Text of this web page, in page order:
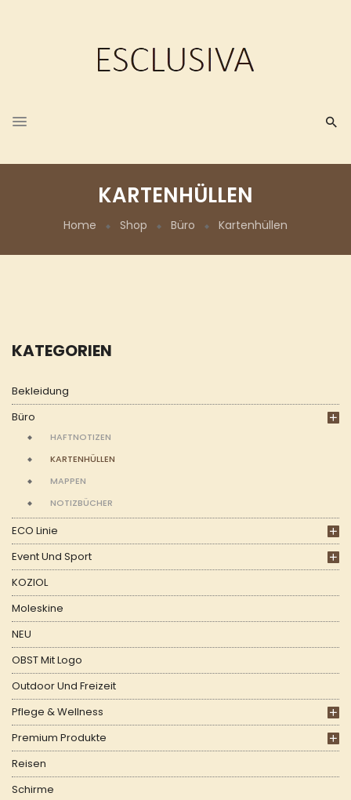
KARTENHÜLLEN
Home Shop Büro Kartenhüllen
KATEGORIEN
Bekleidung
Büro
HAFTNOTIZEN
KARTENHÜLLEN
MAPPEN
NOTIZBÜCHER
ECO Linie
Event Und Sport
KOZIOL
Moleskine
NEU
OBST Mit Logo
Outdoor Und Freizeit
Pflege & Wellness
Premium Produkte
Reisen
Schirme